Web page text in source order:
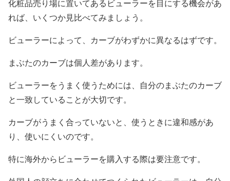
化粧品売り場に置いてあるビューラーを目にする機会があ
れば、いくつか見比べてみましょう。
ビューラーによって、カーブがわずかに異なるはずです。
まぶたのカーブは個人差があります。
ビューラーをうまく使うためには、自分のまぶたのカーブ
と一致していることが大切です。
カーブがうまく合っていないと、使うときに違和感があ
り、使いにくいのです。
特に海外からビューラーを購入する際は要注意です。